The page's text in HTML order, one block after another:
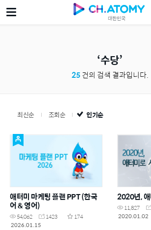
대한민국
수당
25건의 검색 결과입니다.
최신순 조회순 인기순
애터미 마케팅 플랜 PPT (한국
어 & 영어)
54,062 1423
174
2026.01.15
2020년,
11,827
2020.01.02